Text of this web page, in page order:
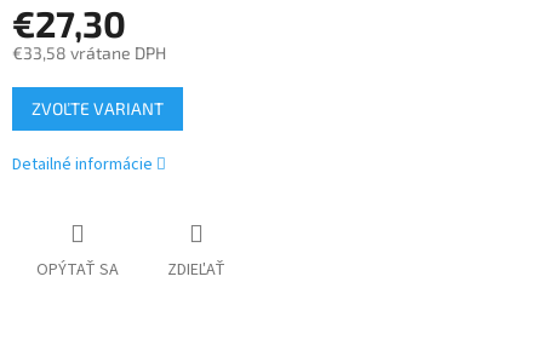
€27,30
€33,58 vrátane DPH
Jednotková
cena:
ZVOĽTE VARIANT
Detailné informácie
OPÝTAŤ SA ZDIEĽAŤ